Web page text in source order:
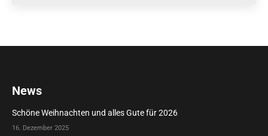
News
Schöne Weihnachten und alles Gute für 2026
16. Dezember 2025